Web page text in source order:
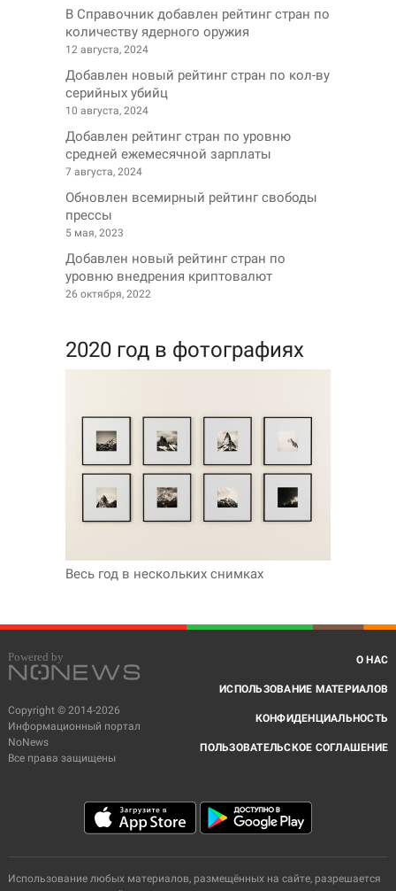
В Справочник добавлен рейтинг стран по
количеству ядерного оружия
12 августа, 2024
Добавлен новый рейтинг стран по кол-ву
серийных убийц
10 августа, 2024
Добавлен рейтинг стран по уровню
средней ежемесячной зарплаты
7 августа, 2024
Обновлен всемирный рейтинг свободы
прессы
5 мая, 2023
Добавлен новый рейтинг стран по
уровню внедрения криптовалют
26 октября, 2022
2020 год в фотографиях
Весь год в нескольких снимках
Copyright © 2014-2026
Информационный портал
NoNews
Все права защищены
О НАС
ИСПОЛЬЗОВАНИЕ МАТЕРИАЛОВ
КОНФИДЕНЦИАЛЬНОСТЬ
ПОЛЬЗОВАТЕЛЬСКОЕ СОГЛАШЕНИЕ
Использование любых материалов, размещённых на сайте, разрешается